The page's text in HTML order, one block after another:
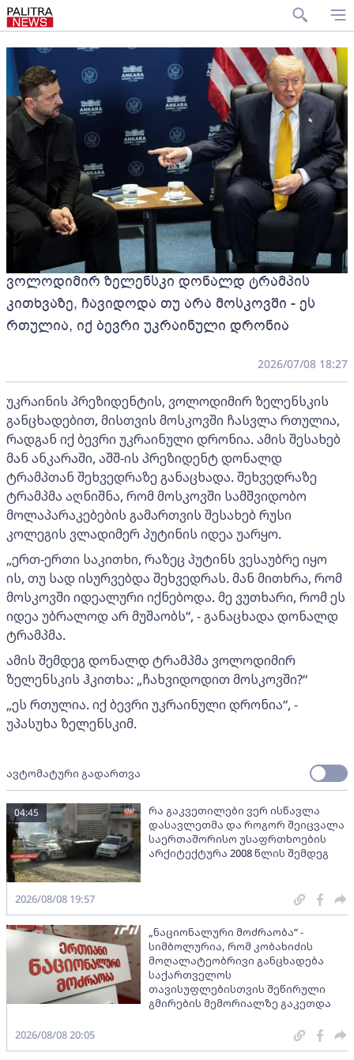
ვოლოდიმირ ზელენსკი დონალდ ტრამპის
კითხვაზე, ჩავიდოდა თუ არა მოსკოვში - ეს
რთულია, იქ ბევრი უკრაინული დრონია
2026/07/08 18:27
უკრაინის პრეზიდენტის, ვოლოდიმირ ზელენსკის
განცხადებით, მისთვის მოსკოვში ჩასვლა რთულია,
რადგან იქ ბევრი უკრაინული დრონია. ამის შესახებ
მან ანკარაში, აშშ-ის პრეზიდენტ დონალდ
ტრამპთან შეხვედრაზე განაცხადა. შეხვედრაზე
ტრამპმა აღნიშნა, რომ მოსკოვში სამშვიდობო
მოლაპარაკებების გამართვის შესახებ რუსი
კოლეგის ვლადიმერ პუტინის იდეა უარყო.
„ერთ-ერთი საკითხი, რაზეც პუტინს ვესაუბრე იყო
ის, თუ სად ისურვებდა შეხვედრას. მან მითხრა, რომ
მოსკოვში იდეალური იქნებოდა. მე ვუთხარი, რომ ეს
იდეა უბრალოდ არ მუშაობს“, - განაცხადა დონალდ
ტრამპმა.
ამის შემდეგ დონალდ ტრამპმა ვოლოდიმირ
ზელენსკის ჰკითხა: „ჩახვიდოდით მოსკოვში?“
„ეს რთულია. იქ ბევრი უკრაინული დრონია“, -
უპასუხა ზელენსკიმ.
ავტომატური გადართვა
რა გაკვეთილები ვერ ისწავლა
დასავლეთმა და როგორ შეიცვალა
საერთაშორისო უსაფრთხოების
არქიტექტურა 2008 წლის შემდეგ
04:45
2026/08/08 19:57
„ნაციონალური მოძრაობა“ -
სიმბოლურია, რომ კობახიძის
მოღალატეობრივი განცხადება
საქართველოს
თავისუფლებისთვის შეწირული
გმირების მემორიალზე გაკეთდა
2026/08/08 20:05